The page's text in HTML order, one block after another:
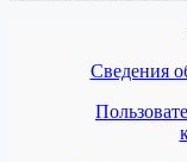
Сведения